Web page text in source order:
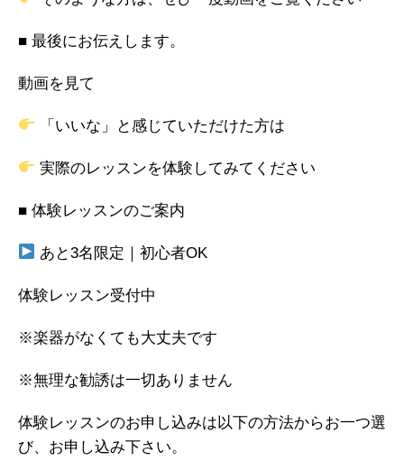
■ 最後にお伝えします。
動画を見て
「いいな」と感じていただけた方は
実際のレッスンを体験してみてください
■ 体験レッスンのご案内
あと3名限定｜初心者OK
体験レッスン受付中
※楽器がなくても大丈夫です
※無理な勧誘は一切ありません
体験レッスンのお申し込みは以下の方法からお一つ選
び、お申し込み下さい。